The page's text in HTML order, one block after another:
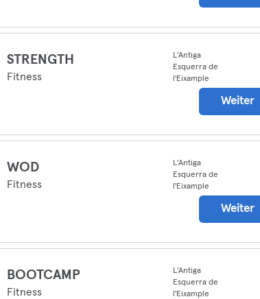
STRENGTH
Fitness
L'Antiga
Esquerra de
l'Eixample
Weiter
WOD
Fitness
L'Antiga
Esquerra de
l'Eixample
Weiter
BOOTCAMP
Fitness
L'Antiga
Esquerra de
l'Eixample